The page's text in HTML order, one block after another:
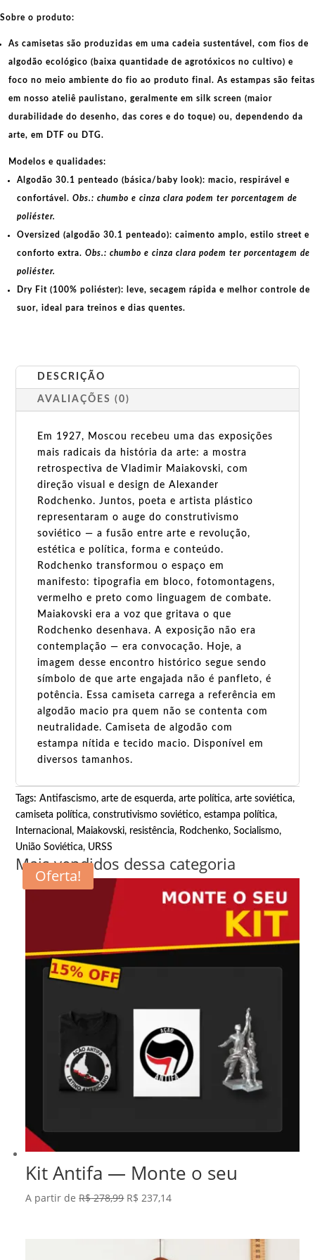
Sobre o produto:
As camisetas são produzidas em uma cadeia sustentável, com fios de
algodão ecológico (baixa quantidade de agrotóxicos no cultivo) e
foco no meio ambiente do fio ao produto final. As estampas são feitas
em nosso ateliê paulistano, geralmente em silk screen (maior
durabilidade do desenho, das cores e do toque) ou, dependendo da
arte, em DTF ou DTG.
Modelos e qualidades:
Algodão 30.1 penteado (básica/baby look): macio, respirável e
confortável. Obs.: chumbo e cinza clara podem ter porcentagem de
poliéster.
Oversized (algodão 30.1 penteado): caimento amplo, estilo street e
conforto extra. Obs.: chumbo e cinza clara podem ter porcentagem de
poliéster.
Dry Fit (100% poliéster): leve, secagem rápida e melhor controle de
suor, ideal para treinos e dias quentes.
DESCRIÇÃO
AVALIAÇÕES (0)
Em 1927, Moscou recebeu uma das exposições
mais radicais da história da arte: a mostra
retrospectiva de Vladimir Maiakovski, com
direção visual e design de Alexander
Rodchenko. Juntos, poeta e artista plástico
representaram o auge do construtivismo
soviético — a fusão entre arte e revolução,
estética e política, forma e conteúdo.
Rodchenko transformou o espaço em
manifesto: tipografia em bloco, fotomontagens,
vermelho e preto como linguagem de combate.
Maiakovski era a voz que gritava o que
Rodchenko desenhava. A exposição não era
contemplação — era convocação. Hoje, a
imagem desse encontro histórico segue sendo
símbolo de que arte engajada não é panfleto, é
potência. Essa camiseta carrega a referência em
algodão macio pra quem não se contenta com
neutralidade. Camiseta de algodão com
estampa nítida e tecido macio. Disponível em
diversos tamanhos.
Tags:Antifascismo,arte de esquerda,arte política,arte soviética,
camiseta política,construtivismo soviético,estampa política,
Internacional, Maiakovski, resistência, Rodchenko,Socialismo,
União Soviética, URSS
Mais vendidos dessa categoria
Oferta!
Kit Antifa — Monte o seu
A partir deR$278,99 O
R$ 237,14O